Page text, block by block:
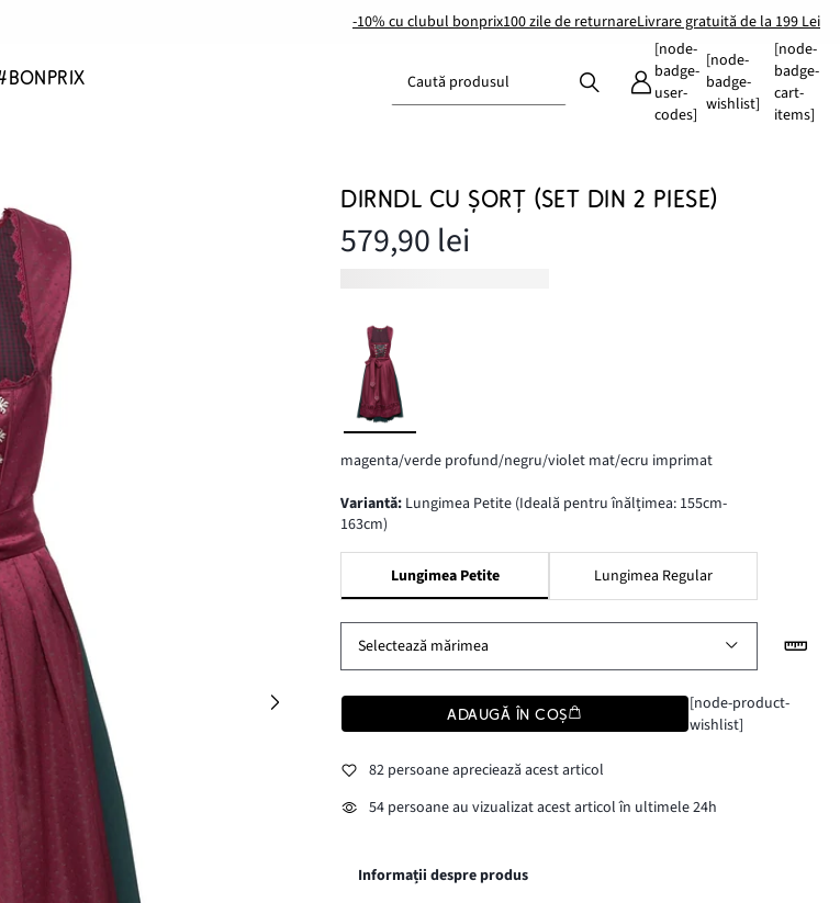
-10% cu clubul bonprix100 zile de returnareLivrare gratuită de la 199 Lei
Caută produsul
[node-
badge-
user-
codes]
[node-
badge-
wishlist]
[node-
badge-
cart-
items]
DIRNDL CU ȘORȚ (SET DIN 2 PIESE)
579,90 lei
magenta/verde profund/negru/violet mat/ecru imprimat
variantă: Lungimea Petite (Ideală pentru înălțimea: 155cm-
163cm)
Lungimea Petite Lungimea Regular
Selectează mărimea
ADAUGĂ ÎN COȘ
[node-product-
wishlist]
82 persoane apreciează acest articol
54 persoane au vizualizat acest articol în ultimele 24h
Informații despre produs